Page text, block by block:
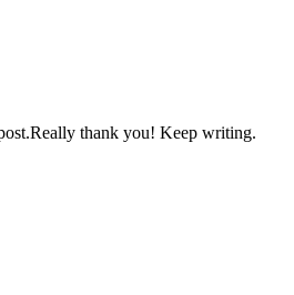
thank you! Keep writing.